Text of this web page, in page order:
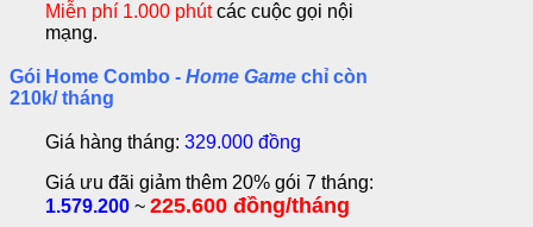
Miễn phí 1.000 phútcác cuộc gọi nội
mạng.
Gói Home Combo - Home Game chỉ còn
210k/ tháng
Giá hàng tháng: 329.000 đồng
Giá ưu đãi giảm thêm 20% gói 7 tháng:
1.579.200 ~ 225.600 đồng/tháng